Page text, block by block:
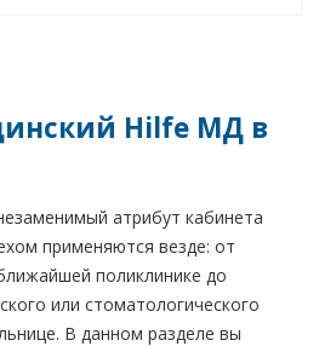
Hilfe МД в
атрибут кабинета
применяются везде: от
поликлинике до
или стоматологического
В данном разделе вы